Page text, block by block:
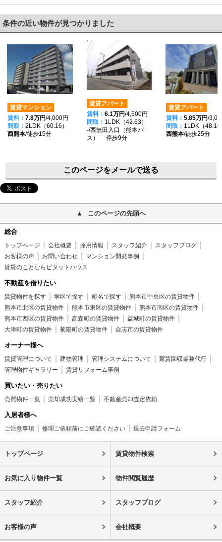
条件の近い物件が見つかりました
賃貸マンション
賃料： 7.8万円/4,000円
間取： 2LDK（60.16）
西熊本/徒歩15分
賃貸アパート
賃料： 6.1万円/4,500円
間取： 1LDK（42.63）
-/西無田入口（熊本バ
ス） 停歩9分
賃貸アパート
賃料： 5.85万円/
間取： 1LDK（48.16
西熊本/徒歩25分
このページをメールで送る
このページの先頭へ
総合
トップページ 会社概要 採用情報 スタッフ紹介
スタッフブログ
お客様の声
お問い合わせ
マンション開発事例
賃貸のことならピタットハウス
不動産を借りたい
賃貸物件を探す 学区で探す 町名で探す
熊本市中央区の賃貸物件
熊本市北区の賃貸物件
熊本市東区の賃貸物件
熊本市南区の賃貸物件
熊本市西区の賃貸物件
高森町の賃貸物件
益城町の賃貸物件
大津町の賃貸物件
菊陽町の賃貸物件 合志市の賃貸物件
オーナー様へ
賃貸管理について 建物管理 管理システムについて
家賃回収業務代行
管理物件ギャラリー
賃貸リフォーム事例
買いたい・売りたい
売買物件一覧 売却成功実績一覧 不動産売却査定依頼
入居者様へ
ご注意事項 修理ご依頼前にご確認ください 退去申請フォーム
トップページ 賃貸物件検索
お気に入り物件一覧 物件閲覧履歴
スタッフ紹介 スタッフブログ
お客様の声 会社概要